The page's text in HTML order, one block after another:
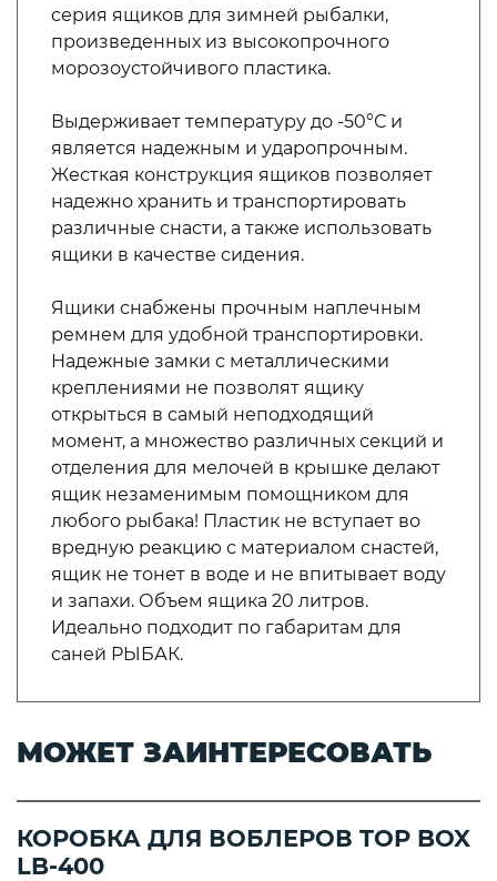
серия ящиков для зимней рыбалки,
произведенных из высокопрочного
морозоустойчивого пластика.
Выдерживает температуру до -50°С и
является надежным и ударопрочным.
Жесткая конструкция ящиков позволяет
надежно хранить и транспортировать
различные снасти, а также использовать
ящики в качестве сидения.
Ящики снабжены прочным наплечным
ремнем для удобной транспортировки.
Надежные замки с металлическими
креплениями не позволят ящику
открыться в самый неподходящий
момент, а множество различных секций и
отделения для мелочей в крышке делают
ящик незаменимым помощником для
любого рыбака! Пластик не вступает во
вредную реакцию с материалом снастей,
ящик не тонет в воде и не впитывает воду
и запахи. Объем ящика 20 литров.
Идеально подходит по габаритам для
саней РЫБАК.
МОЖЕТ ЗАИНТЕРЕСОВАТЬ
КОРОБКА ДЛЯ ВОБЛЕРОВ TOP BOX
LB-400